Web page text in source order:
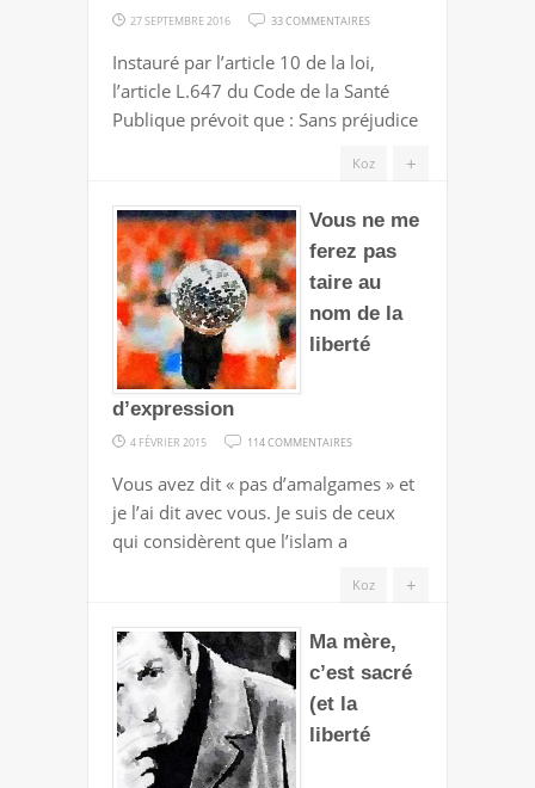
27 SEPTEMBRE 2016 33 COMMENTAIRES
:
L’ENTRAVE
À
LA
D’EXPRESSION
Instauré par l’article 10 de la loi,
l’article L.647 du Code de la Santé
Publique prévoit que : Sans préjudice
+
Koz
Vous ne me
ferez pas
taire au
nom de la
liberté
d’expression
4 FÉVRIER 2015 114 COMMENTAIRES
NE
ME
PAS
AU
NOM
Vous avez dit « pas d’amalgames » et
je l’ai dit avec vous. Je suis de ceux
qui considèrent que l’islam a
+
Koz
Ma mère,
c’est sacré
(et la
liberté